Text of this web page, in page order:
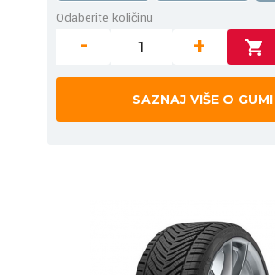
Odaberite količinu
- +
SAZNAJ VIŠE O GUMI